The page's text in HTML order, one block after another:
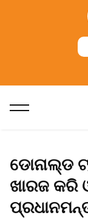
ଡୋନାଲ୍ଡ
ଖାରଜ କରି